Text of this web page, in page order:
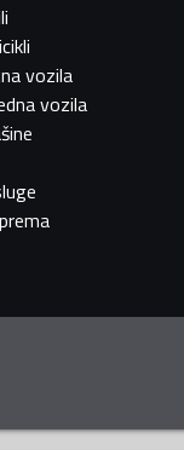
vozila
vozila